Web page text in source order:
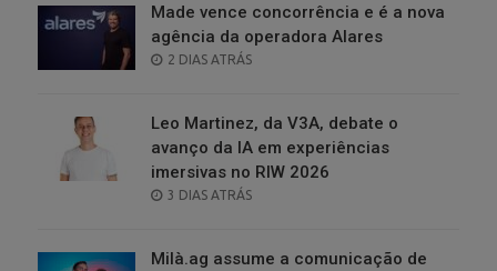
Made vence concorrência e é a nova
agência da operadora Alares
POSTED
2 DIAS ATRÁS
Leo Martinez, da V3A, debate o
avanço da IA em experiências
imersivas no RIW 2026
POSTED
3 DIAS ATRÁS
Milà.ag assume a comunicação de